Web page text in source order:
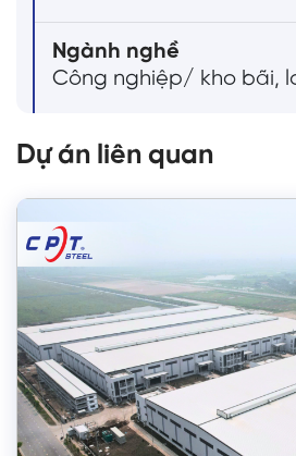
Ngành nghề
Công nghiệp/ kho bãi,
Dự án liên quan